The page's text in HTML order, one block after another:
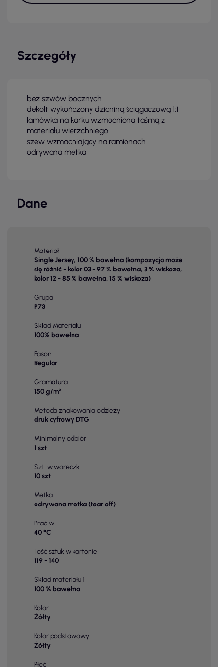
Szczegóły
bez szwów bocznych
dekolt wykończony dzianiną ściągaczową 1:1
lamówka na karku wzmocniona taśmą z
materiału wierzchniego
szew wzmacniający na ramionach
odrywana metka
Dane
Materiał
Single Jersey, 100 % bawełna (kompozycja może
się różnić - kolor 03 - 97 % bawełna, 3 % wiskoza,
kolor 12 - 85 % bawełna, 15 % wiskoza)
Grupa
P73
Skład Materiału
100% bawełna
Fason
Regular
Gramatura
150 g/m²
Metoda znakowania odzieży
druk cyfrowy DTG
Minimalny odbiór
1 szt
Szt. w woreczk
10 szt
Metka
odrywana metka (tear off)
Prać w
40 °C
Ilość sztuk w kartonie
119 - 140
Skład materiału 1
100 % bawełna
Kolor
Żółty
Kolor podstawowy
Żółty
Płeć